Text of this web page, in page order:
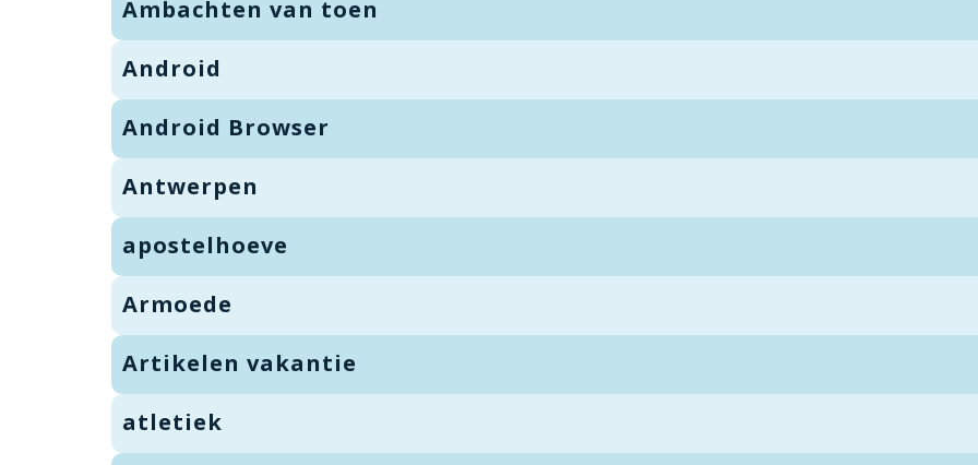
Ambachten van toen
Android
Android Browser
Antwerpen
apostelhoeve
Armoede
Artikelen vakantie
atletiek